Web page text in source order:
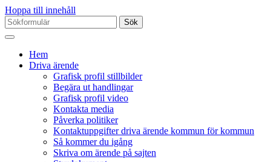
Hoppa till innehåll
Sök
efter:
Hem
Driva ärende
Grafisk profil stillbilder
Begära ut handlingar
Grafisk profil video
Kontakta media
Påverka politiker
Kontaktuppgifter driva ärende kommun för kommun
Så kommer du igång
Skriva om ärende på sajten